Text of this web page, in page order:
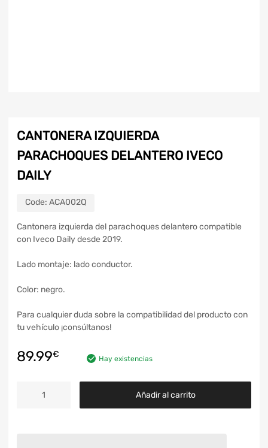
CANTONERA IZQUIERDA
PARACHOQUES DELANTERO IVECO
DAILY
Code: ACA002Q
Cantonera izquierda del parachoques delantero compatible
con Iveco Daily desde 2019.
Lado montaje: lado conductor.
Color: negro.
Para cualquier duda sobre la compatibilidad del producto con
tu vehículo ¡consúltanos!
89.99€ Hay existencias
Añadir al carrito